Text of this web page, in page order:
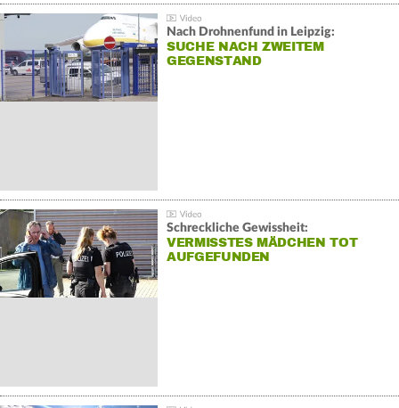
Nach Drohnenfund in Leipzig:
SUCHE NACH ZWEITEM
GEGENSTAND
Schreckliche Gewissheit:
VERMISSTES MÄDCHEN TOT
AUFGEFUNDEN